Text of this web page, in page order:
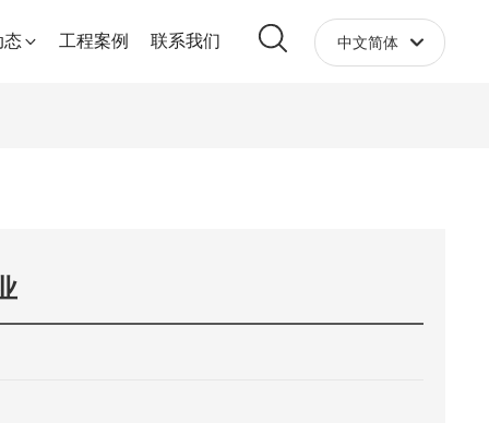
态 工程案例 联系我们 中文简体